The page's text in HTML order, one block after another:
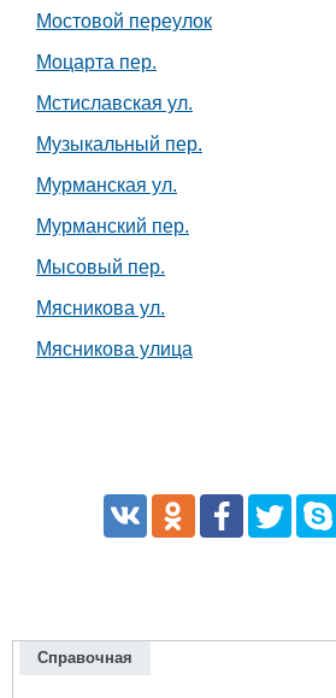
Мостовой переулок
Моцарта пер.
Мстиславская ул.
Музыкальный пер.
Мурманская ул.
Мурманский пер.
Мысовый пер.
Мясникова ул.
Мясникова улица
Справочная